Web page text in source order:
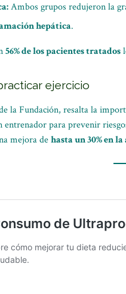
Ambos grupos redujeron la
hepática.
56% de los pacientes tratados
ejercicio
la Fundación, resalta la
para prevenir
mejora dehasta un 30% en